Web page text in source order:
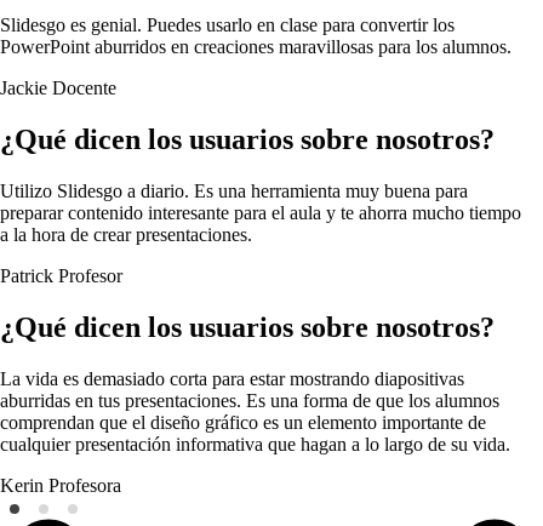
Slidesgo es genial. Puedes usarlo en clase para convertir los
PowerPoint aburridos en creaciones maravillosas para los alumnos.
Jackie Docente
¿Qué dicen los usuarios sobre nosotros?
Utilizo Slidesgo a diario. Es una herramienta muy buena para
preparar contenido interesante para el aula y te ahorra mucho tiempo
a la hora de crear presentaciones.
Patrick Profesor
¿Qué dicen los usuarios sobre nosotros?
La vida es demasiado corta para estar mostrando diapositivas
aburridas en tus presentaciones. Es una forma de que los alumnos
comprendan que el diseño gráfico es un elemento importante de
cualquier presentación informativa que hagan a lo largo de su vida.
Kerin Profesora